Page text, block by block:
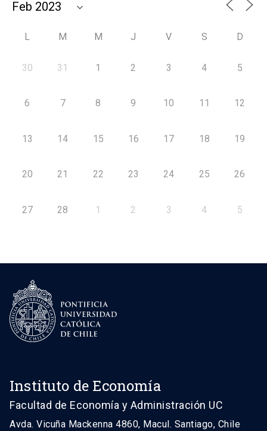
L M M J V S D
30 31 1 2 3 4 5
6 7 8 9 10 11 12
13 14 15 16 17 18 19
20 21 22 23 24 25 26
27 28 1 2 3 4 5
Instituto de Economía
Facultad de Economía y Administración UC
Avda. Vicuña Mackenna 4860, Macul. Santiago, Chile